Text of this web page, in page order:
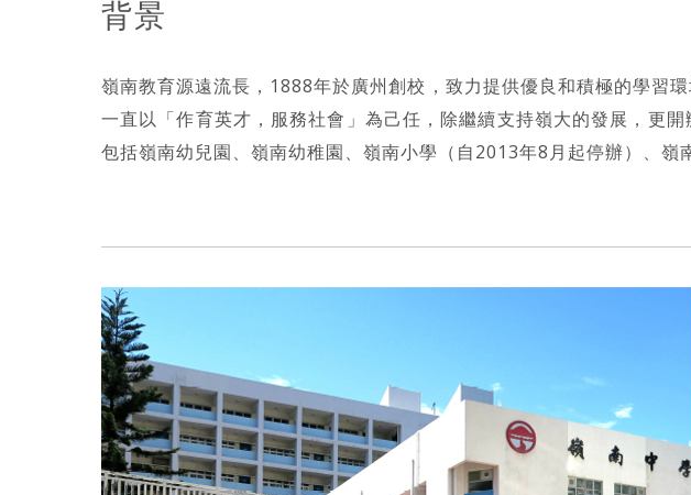
背景
嶺南教育源遠流長，1888年於廣州創校，致力提供優良和積極的學習
一直以「作育英才，服務社會」為己任，除繼續支持嶺大的發展，更
包括嶺南幼兒園、嶺南幼稚園、嶺南小學（自2013年8月起停辦）、嶺